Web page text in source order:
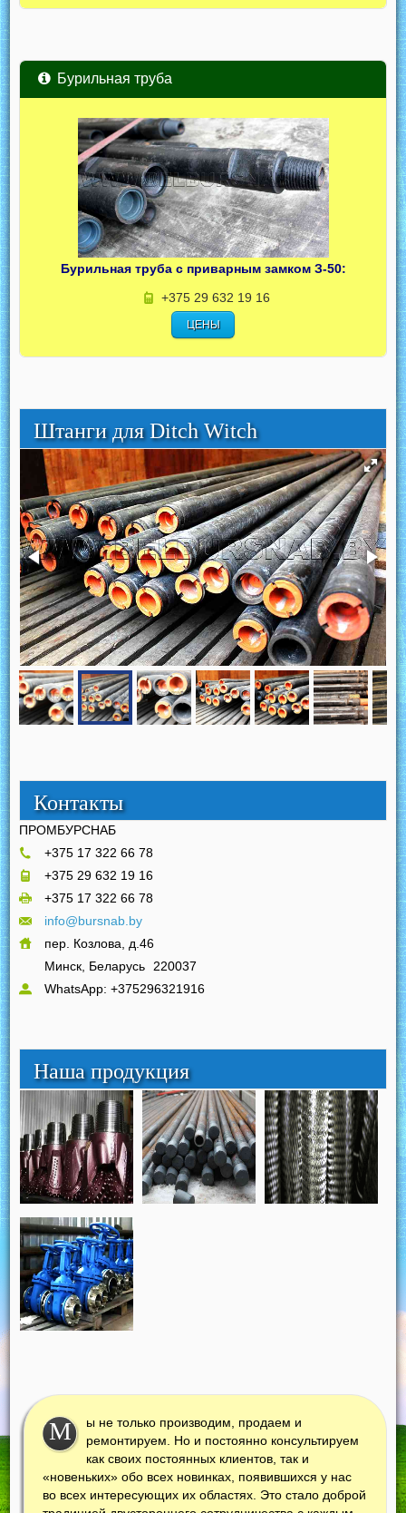
Бурильная труба
Бурильная труба с приварным замком З-50:
+375 29 632 19 16
ЦЕНЫ
Штанги для Ditch Witch
Контакты
ПРОМБУРСНАБ
+375 17 322 66 78
+375 29 632 19 16
+375 17 322 66 78
info@bursnab.by
пер. Козлова, д.46
Минск, Беларусь
220037
WhatsApp: +375296321916
Наша продукция
М
ы не только производим, продаем и
ремонтируем. Но и постоянно консультируем
как своих постоянных клиентов, так и
«новеньких» обо всех новинках, появившихся у нас
во всех интересующих их областях. Это стало доброй